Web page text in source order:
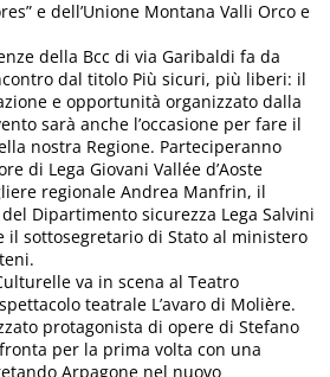
e dell’Unione Montana Valli Orco e
della Bcc di via Garibaldi fa da
dal titolo Più sicuri, più liberi: il
e opportunità organizzato dalla
sarà anche l’occasione per fare il
nostra Regione. Parteciperanno
di Lega Giovani Vallée d’Aoste
regionale Andrea Manfrin, il
Dipartimento sicurezza Lega Salvini
il sottosegretario di Stato al ministero
va in scena al Teatro
teatrale L’avaro di Molière.
protagonista di opere di Stefano
per la prima volta con una
Arpagone nel nuovo